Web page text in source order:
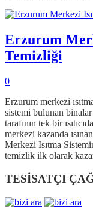
Erzurum
Temizliği
0
Erzurum merkezi
sistemi bulunan
tarafının tek bir
merkezi kazanda
Merkezi Isıtma
temizlik ilk olarak
TESİSATÇI